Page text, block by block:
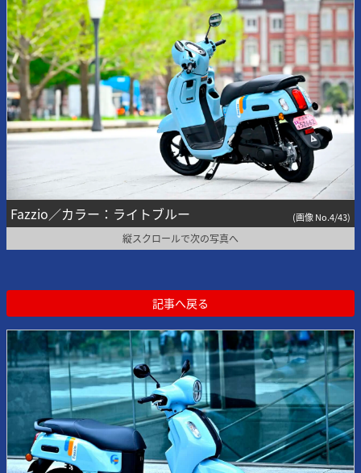
Fazzio／カラー：ライトブルー (画像 No.4/43)
縦スクロールで次の写真へ
記事へ戻る